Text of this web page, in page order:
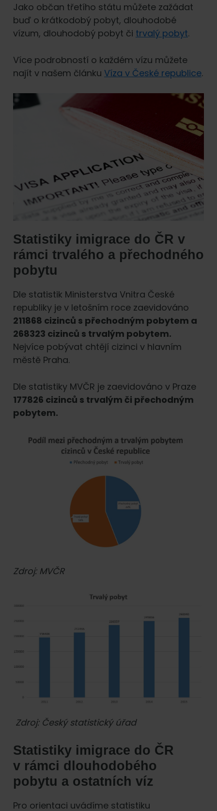
Jako občan třetího státu můžete zažádat
buď o krátkodobý pobyt, dlouhodobé
vízum, dlouhodobý pobyt či trvalý pobyt.
Více podrobností o každém vízu můžete
najít v našem článku Víza v České republice.
Statistiky imigrace do ČR v
rámci trvalého a přechodného
pobytu
Dle statistik Ministerstva Vnitra České
republiky je v letošním roce zaevidováno
211868 cizinců s přechodným pobytem a
268323 cizinců s trvalým pobytem.
Nejvíce pobývat chtějí cizinci v hlavním
městě Praha.
Dle statistiky MVČR je zaevidováno v Praze
177826 cizinců s trvalým či přechodným
pobytem.
Zdroj: MVČR
Zdroj: Český statistický úřad
Statistiky imigrace do ČR
v rámci dlouhodobého
pobytu a ostatních víz
Pro orientaci uvádíme statistiku